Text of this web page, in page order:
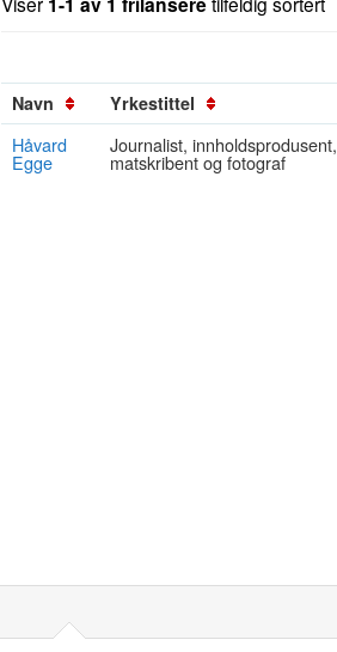
Navn Yrkestittel
Håvard
Egge
Journalist, innholdsprodusent,
matskribent og fotograf